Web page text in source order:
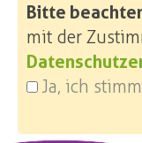
Bitte
mit der
Ja, ich